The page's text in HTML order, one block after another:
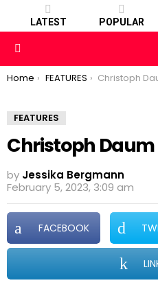
LATEST POPULAR
You are here:
Home FEATURES Christoph Daum
FEATURES
Christoph
by Jessika Bergmann
February 5, 2023, 3:09 am
FACEBOOK